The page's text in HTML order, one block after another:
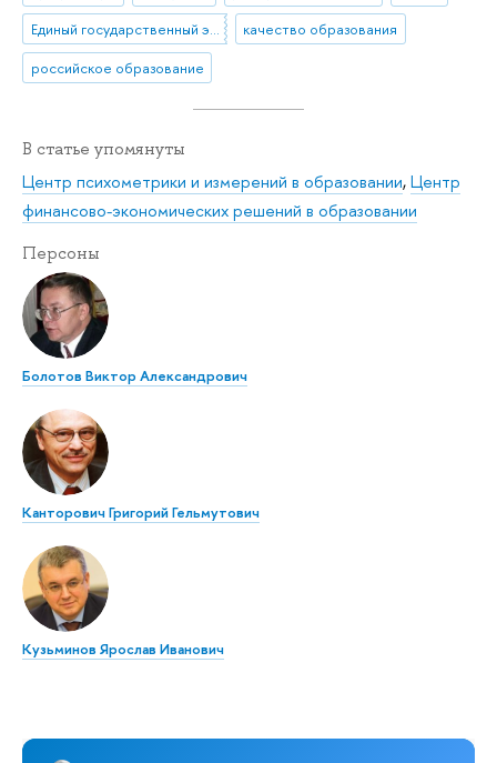
Единый государственный экзамен (ЕГЭ)
качество образования
российское образование
В статье упомянуты
Центр психометрики и измерений в образовании,Центр
финансово-экономических решений в образовании
Персоны
Болотов Виктор Александрович
Канторович Григорий Гельмутович
Кузьминов Ярослав Иванович